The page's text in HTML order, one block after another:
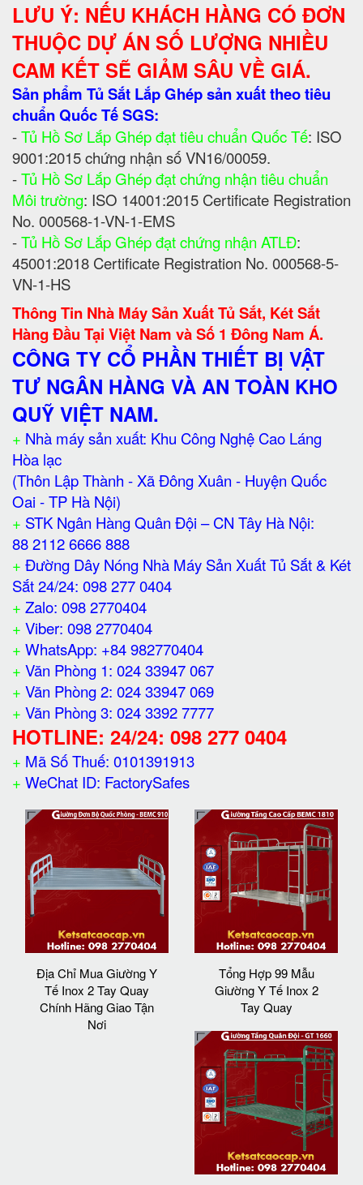
LƯU Ý: NẾU KHÁCH HÀNG CÓ ĐƠN
THUỘC DỰ ÁN SỐ LƯỢNG NHIỀU
CAM KẾT SẼ GIẢM SÂU VỀ GIÁ.
Sản phẩm Tủ Sắt Lắp Ghép sản xuất theo tiêu
chuẩn Quốc Tế SGS:
-Tủ Hồ Sơ Lắp Ghép đạt tiêu chuẩn Quốc Tế: ISO
9001:2015 chứng nhận số VN16/00059.
-Tủ Hồ Sơ Lắp Ghép đạt chứng nhận tiêu chuẩn
Môi trường: ISO 14001:2015 Certificate Registration
No. 000568-1-VN-1-EMS
-Tủ Hồ Sơ Lắp Ghép đạt chứng nhận ATLĐ:
45001:2018 Certificate Registration No. 000568-5-
VN-1-HS
Thông Tin Nhà Máy Sản Xuất Tủ Sắt, Két Sắt
Hàng Đầu Tại Việt Nam và Số 1 Đông Nam Á.
CÔNG TY CỔ PHẦN THIẾT BỊ VẬT
TƯ NGÂN HÀNG VÀ AN TOÀN KHO
QUỸ VIỆT NAM.
+ Nhà máy sản xuất: Khu Công Nghệ Cao Láng
Hòa lạc
(Thôn Lập Thành - Xã Đông Xuân - Huyện Quốc
Oai - TP Hà Nội)
+ STK Ngân Hàng Quân Đội – CN Tây Hà Nội:
88 2112 6666 888
+ Đường Dây Nóng Nhà Máy Sản Xuất Tủ Sắt & Két
Sắt 24/24: 098 277 0404
+ Zalo: 098 2770404
+ Viber: 098 2770404
+ WhatsApp: +84 982770404
+ Văn Phòng 1: 024 33947 067
+ Văn Phòng 2: 024 33947 069
+ Văn Phòng 3: 024 3392 7777
HOTLINE: 24/24: 098 277 0404
+ Mã Số Thuế: 0101391913
+ WeChat ID: FactorySafes
Địa Chỉ Mua Giường Y
Tế Inox 2 Tay Quay
Chính Hãng Giao Tận
Nơi
Tổng Hợp 99 Mẫu
Giường Y Tế Inox 2
Tay Quay